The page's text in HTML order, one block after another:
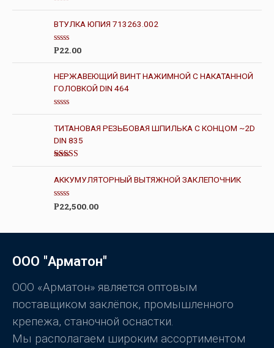
О
е
н
к
а
и
з
5
ВТУЛКА ЮПИЯ 713263.002
О
е
н
к
а
и
з
Р22.00
НЕРЖАВЕЮЩИЙ ВИНТ НАЖИМНОЙ С НАКАТАННОЙ
ГОЛОВКОЙ DIN 464
О
е
н
к
а
и
з
5
ТИТАНОВАЯ РЕЗЬБОВАЯ ШПИЛЬКА С КОНЦОМ ~2D
DIN 835
Оценка
АККУМУЛЯТОРНЫЙ ВЫТЯЖНОЙ ЗАКЛЕПОЧНИК
О
и
з
Р22,500.00
ООО "Арматон"
ООО «Арматон» является оптовым
поставщиком заклёпок, промышленного
крепежа, станочной оснастки.
Мы располагаем широким ассортиментом